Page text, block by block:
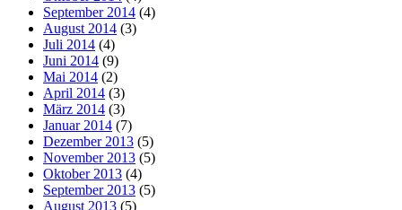
September 2014 (4)
August 2014 (3)
Juli 2014 (4)
Juni 2014 (9)
Mai 2014 (2)
April 2014 (3)
März 2014 (3)
Januar 2014 (7)
Dezember 2013 (5)
November 2013 (5)
Oktober 2013 (4)
September 2013 (5)
August 2013 (5)